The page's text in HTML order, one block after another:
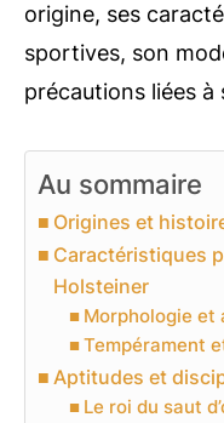
origine, ses
sportives, son
précautions liées à
Au sommaire
Origines et
Caractéristiques
Holsteiner
Morphologie et
Tempérament
Aptitudes et
Le roi du saut